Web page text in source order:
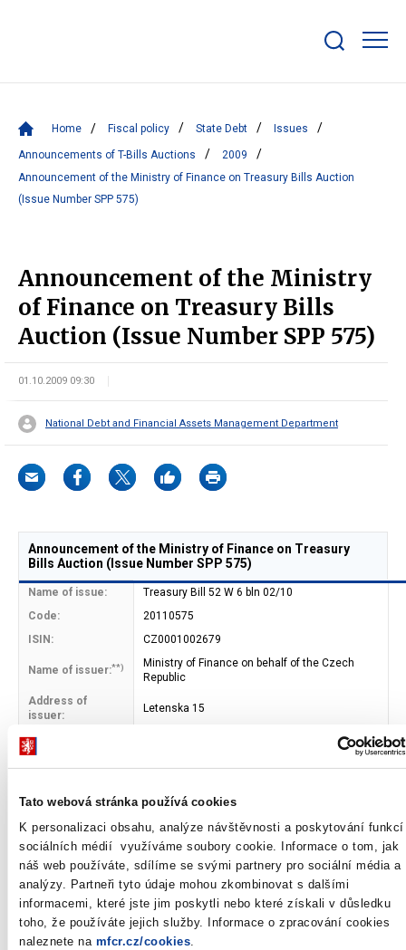
Tato webová stránka používá cookies
K personalizaci obsahu, analýze návštěvnosti a poskytování funkcí
sociálních médií využíváme soubory cookie. Informace o tom, jak
náš web používáte, sdílíme se svými partnery pro sociální média a
analýzy. Partneři tyto údaje mohou zkombinovat s dalšími
informacemi, které jste jim poskytli nebo které získali v důsledku
toho, že používáte jejich služby. Informace o zpracování cookies
naleznete na mfcr.cz/cookies
bar
Home Fiscal policy State Debt Issues
Announcements of T-Bills Auctions
2009
Announcement of the Ministry of Finance on Treasury Bills Auction
(Issue Number SPP 575)
Announcement of the Ministry
of Finance on Treasury Bills
Auction (Issue Number SPP 575)
01.10.2009 09:30
National Debt and Financial Assets Management Department
Announcement of the Ministry of Finance on Treasury
Bills Auction (Issue Number SPP 575)
Name of issue:
Treasury Bill 52 W 6 bln 02/10
Code:
20110575
ISIN:
CZ0001002679
Name of issuer:**)
Ministry of Finance on behalf of the Czech
Republic
Address of
issuer:
Letenska 15
Maturity date:
1.10.2010
Nominal value:
CZK 1 000 000
CZK 6 000 000 000
Auctioned:
CZK 6 000 000 000
Auction date:
1.10.2009
Issue date:
2.10.2009